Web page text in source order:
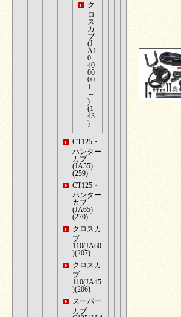
ク
ロ
ス
カ
ブ
(J
A1
0-
40
00
00
1
～
)
(1
43
)
CT125・
ハンター
カブ
(JA55)
(259)
CT125・
ハンター
カブ
(JA65)
(270)
クロスカ
ブ
110(JA60
)(207)
クロスカ
ブ
110(JA45
)(206)
スーパー
カブ